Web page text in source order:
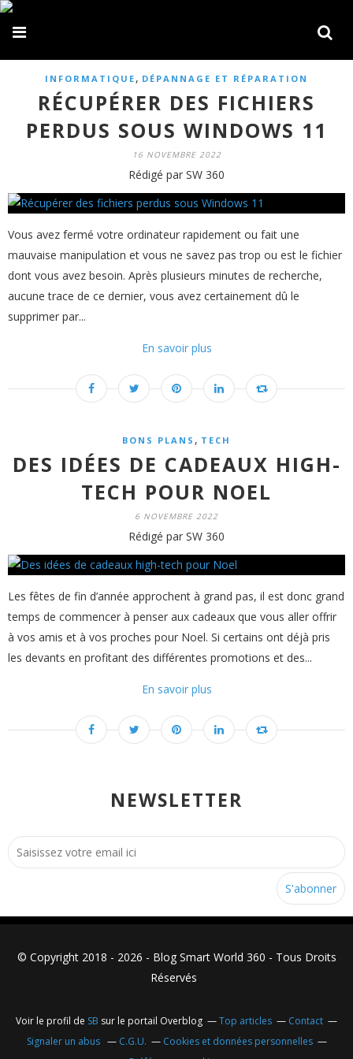
INFORMATIQUE , DÉPANNAGE ET RÉPARATION
RÉCUPÉRER DES FICHIERS
PERDUS SOUS WINDOWS 11
16 NOVEMBRE 2022
Rédigé par SW 360
Vous avez fermé votre ordinateur rapidement ou fait une
mauvaise manipulation et vous ne savez pas trop ou est le fichier
dont vous avez besoin. Après plusieurs minutes de recherche,
aucune trace de ce dernier, vous avez certainement dû le
supprimer par...
En savoir plus
BONS PLANS , TECH
DES IDÉES DE CADEAUX HIGH-
TECH POUR NOEL
6 NOVEMBRE 2022
Rédigé par SW 360
Les fêtes de fin d’année approchent à grand pas, il est donc grand
temps de commencer à penser aux cadeaux que vous aller offrir
à vos amis et à vos proches pour Noel. Si certains ont déjà pris
les devants en profitant des différentes promotions et des...
En savoir plus
NEWSLETTER
© Copyright 2018 - 2026 - Blog Smart World 360 - Tous Droits
Réservés
Voir le profil de SB sur le portail Overblog Top articles
Contact
Signaler un abus
C.G.U.
Cookies et données personnelles